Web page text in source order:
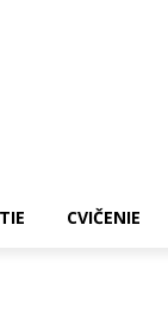
CVIČENIE